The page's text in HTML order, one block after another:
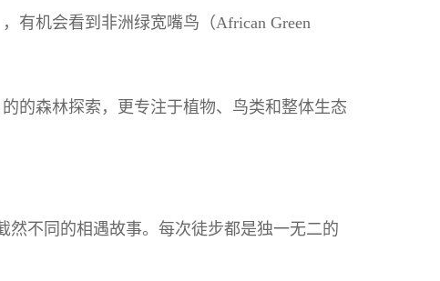
有机会看到非洲绿宽嘴鸟（African Green
的森林探索，更专注于植物、鸟类和整体生态
不同的相遇故事。每次徒步都是独一无二的